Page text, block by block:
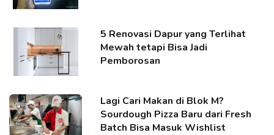
5 Renovasi Dapur yang Terlihat
Mewah tetapi Bisa Jadi
Pemborosan
Lagi Cari Makan di Blok M?
Sourdough Pizza Baru dari Fresh
Batch Bisa Masuk Wishlist